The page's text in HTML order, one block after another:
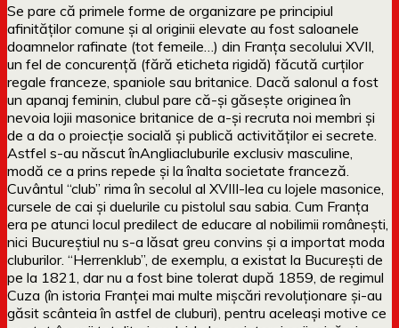
Se pare că primele forme de organizare pe principiul
afinităților comune și al originii elevate au fost saloanele
doamnelor rafinate (tot femeile…) din Franța secolului XVII,
un fel de concurență (fără eticheta rigidă) făcută curților
regale franceze, spaniole sau britanice. Dacă salonul a fost
un apanaj feminin, clubul pare că-și găsește originea în
nevoia lojii masonice britanice de a-și recruta noi membri și
de a da o proiecție socială și publică activităților ei secrete.
Astfel s-au născut înAngliacluburile exclusiv masculine,
modă ce a prins repede și la înalta societate franceză.
Cuvântul “club” rima în secolul al XVIII-lea cu lojele masonice,
cursele de cai și duelurile cu pistolul sau sabia. Cum Franța
era pe atunci locul predilect de educare al nobilimii românești,
nici Bucureștiul nu s-a lăsat greu convins și a importat moda
cluburilor. “Herrenklub”, de exemplu, a existat la București de
pe la 1821, dar nu a fost bine tolerat după 1859, de regimul
Cuza (în istoria Franței mai multe mișcări revoluționare și-au
găsit scânteia în astfel de cluburi), pentru aceleași motive ce